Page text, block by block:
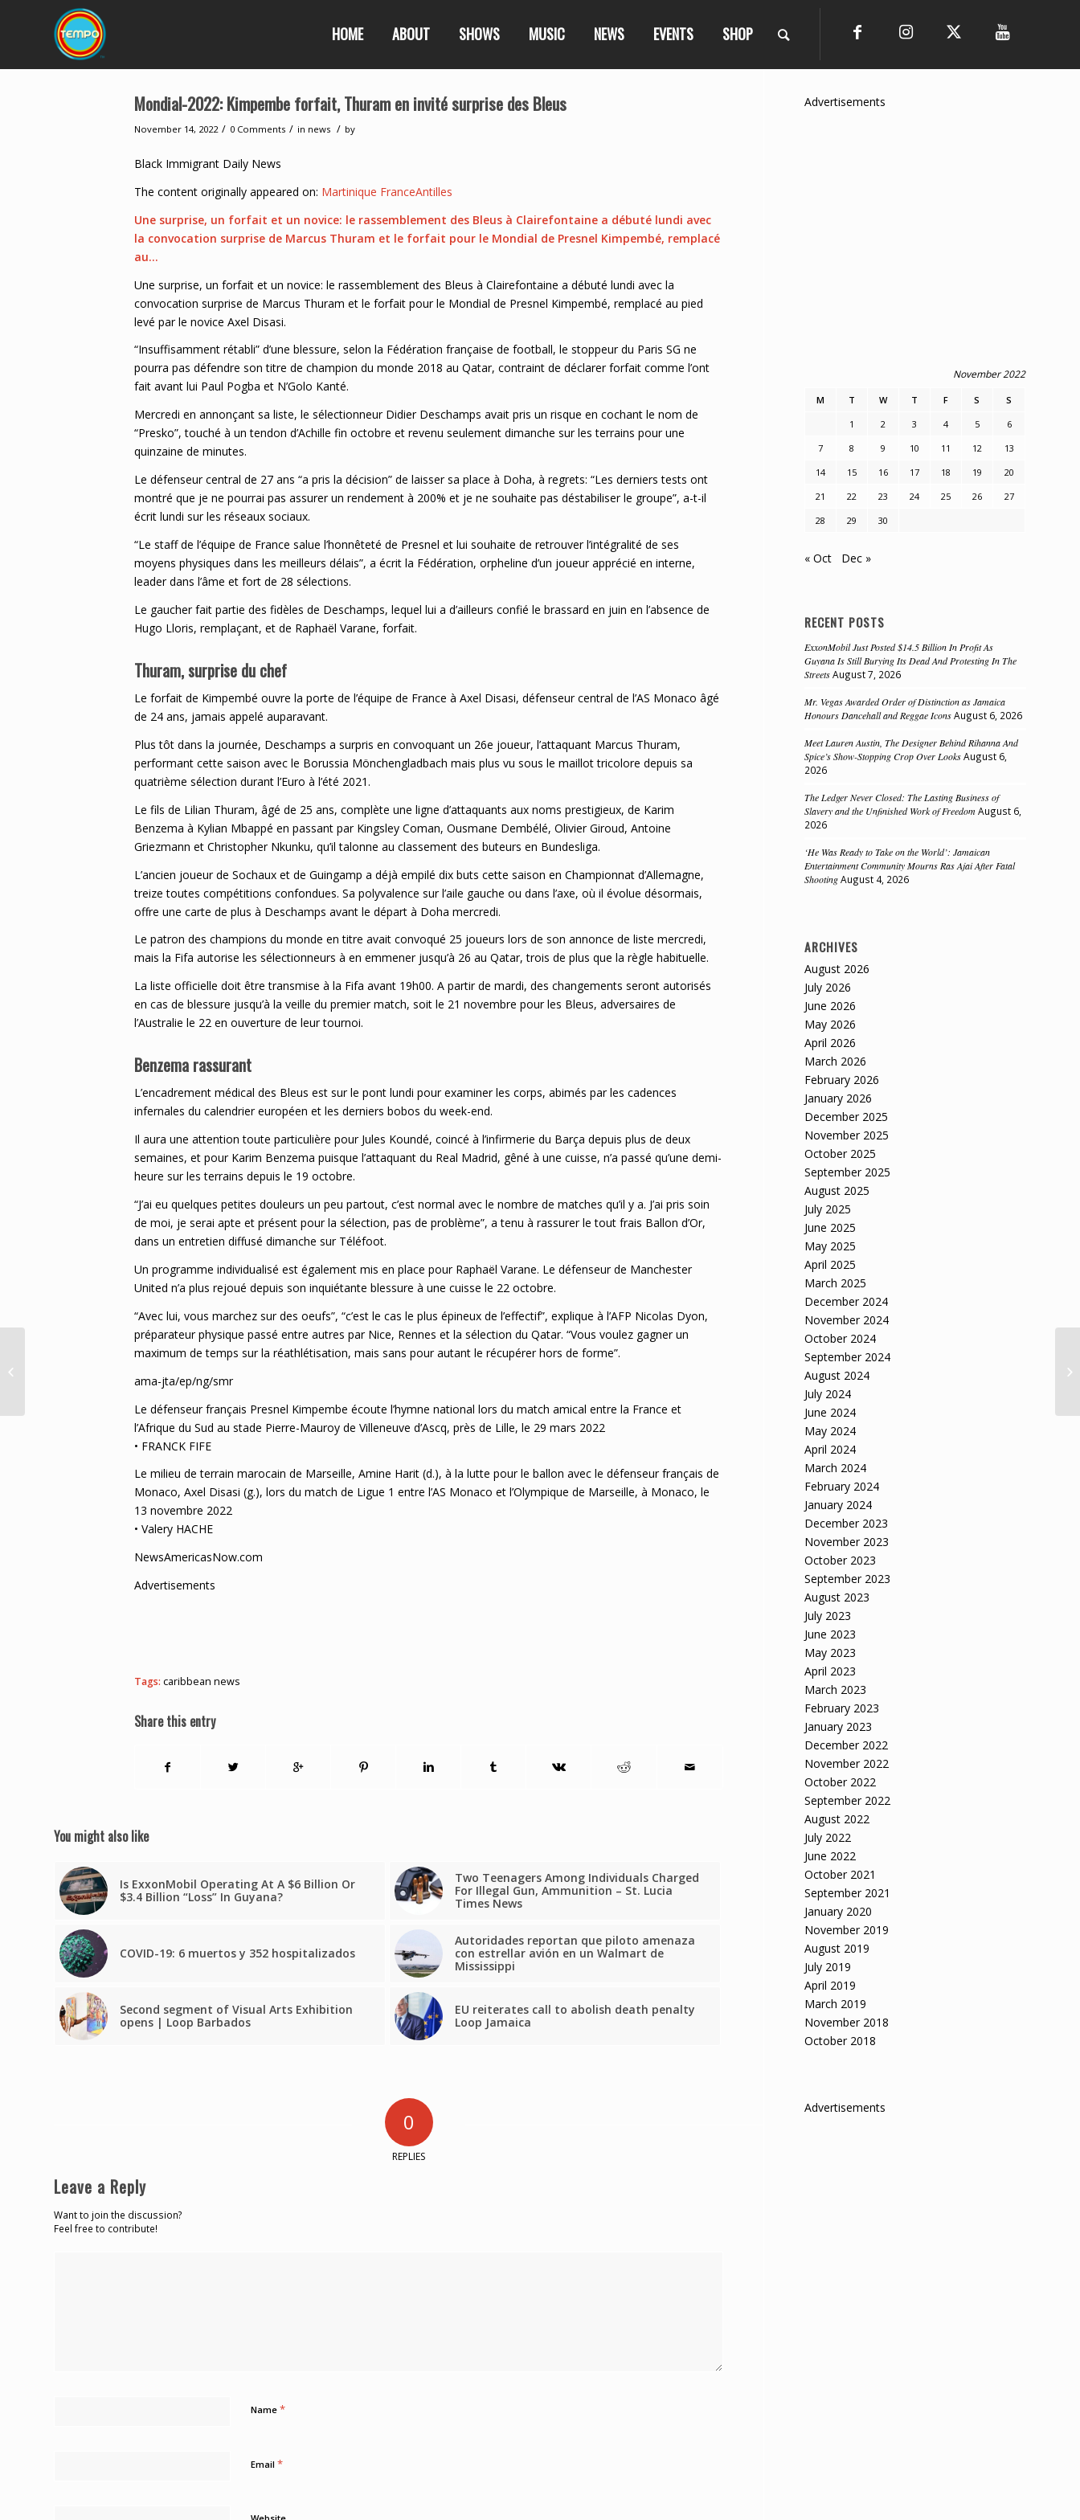
HOME ABOUT SHOWS MUSIC NEWS EVENTS SHOP
Mondial-2022: Kimpembe forfait, Thuram en invité surprise des Bleus
November 14, 2022 / 0 Comments / in news / by
Black Immigrant Daily News
The content originally appeared on: Martinique FranceAntilles
Une surprise, un forfait et un novice: le rassemblement des Bleus à Clairefontaine a débuté lundi avec
la convocation surprise de Marcus Thuram et le forfait pour le Mondial de Presnel Kimpembé, remplacé
au…
Une surprise, un forfait et un novice: le rassemblement des Bleus à Clairefontaine a débuté lundi avec la
convocation surprise de Marcus Thuram et le forfait pour le Mondial de Presnel Kimpembé, remplacé au pied
levé par le novice Axel Disasi.
“Insuffisamment rétabli” d’une blessure, selon la Fédération française de football, le stoppeur du Paris SG ne
pourra pas défendre son titre de champion du monde 2018 au Qatar, contraint de déclarer forfait comme l’ont
fait avant lui Paul Pogba et N’Golo Kanté.
Mercredi en annonçant sa liste, le sélectionneur Didier Deschamps avait pris un risque en cochant le nom de
“Presko”, touché à un tendon d’Achille fin octobre et revenu seulement dimanche sur les terrains pour une
quinzaine de minutes.
Le défenseur central de 27 ans “a pris la décision” de laisser sa place à Doha, à regrets: “Les derniers tests ont
montré que je ne pourrai pas assurer un rendement à 200% et je ne souhaite pas déstabiliser le groupe”, a-t-il
écrit lundi sur les réseaux sociaux.
“Le staff de l’équipe de France salue l’honnêteté de Presnel et lui souhaite de retrouver l’intégralité de ses
moyens physiques dans les meilleurs délais”, a écrit la Fédération, orpheline d’un joueur apprécié en interne,
leader dans l’âme et fort de 28 sélections.
Le gaucher fait partie des fidèles de Deschamps, lequel lui a d’ailleurs confié le brassard en juin en l’absence de
Hugo Lloris, remplaçant, et de Raphaël Varane, forfait.
Thuram, surprise du chef
Le forfait de Kimpembé ouvre la porte de l’équipe de France à Axel Disasi, défenseur central de l’AS Monaco âgé
de 24 ans, jamais appelé auparavant.
Plus tôt dans la journée, Deschamps a surpris en convoquant un 26e joueur, l’attaquant Marcus Thuram,
performant cette saison avec le Borussia Mönchengladbach mais plus vu sous le maillot tricolore depuis sa
quatrième sélection durant l’Euro à l’été 2021.
Le fils de Lilian Thuram, âgé de 25 ans, complète une ligne d’attaquants aux noms prestigieux, de Karim
Benzema à Kylian Mbappé en passant par Kingsley Coman, Ousmane Dembélé, Olivier Giroud, Antoine
Griezmann et Christopher Nkunku, qu’il talonne au classement des buteurs en Bundesliga.
L’ancien joueur de Sochaux et de Guingamp a déjà empilé dix buts cette saison en Championnat d’Allemagne,
treize toutes compétitions confondues. Sa polyvalence sur l’aile gauche ou dans l’axe, où il évolue désormais,
offre une carte de plus à Deschamps avant le départ à Doha mercredi.
Le patron des champions du monde en titre avait convoqué 25 joueurs lors de son annonce de liste mercredi,
mais la Fifa autorise les sélectionneurs à en emmener jusqu’à 26 au Qatar, trois de plus que la règle habituelle.
La liste officielle doit être transmise à la Fifa avant 19h00. A partir de mardi, des changements seront autorisés
en cas de blessure jusqu’à la veille du premier match, soit le 21 novembre pour les Bleus, adversaires de
l’Australie le 22 en ouverture de leur tournoi.
Benzema rassurant
L’encadrement médical des Bleus est sur le pont lundi pour examiner les corps, abimés par les cadences
infernales du calendrier européen et les derniers bobos du week-end.
Il aura une attention toute particulière pour Jules Koundé, coincé à l’infirmerie du Barça depuis plus de deux
semaines, et pour Karim Benzema puisque l’attaquant du Real Madrid, gêné à une cuisse, n’a passé qu’une demi-
heure sur les terrains depuis le 19 octobre.
“J’ai eu quelques petites douleurs un peu partout, c’est normal avec le nombre de matches qu’il y a. J’ai pris soin
de moi, je serai apte et présent pour la sélection, pas de problème”, a tenu à rassurer le tout frais Ballon d’Or,
dans un entretien diffusé dimanche sur Téléfoot.
Un programme individualisé est également mis en place pour Raphaël Varane. Le défenseur de Manchester
United n’a plus rejoué depuis son inquiétante blessure à une cuisse le 22 octobre.
“Avec lui, vous marchez sur des oeufs”, “c’est le cas le plus épineux de l’effectif”, explique à l’AFP Nicolas Dyon,
préparateur physique passé entre autres par Nice, Rennes et la sélection du Qatar. “Vous voulez gagner un
maximum de temps sur la réathlétisation, mais sans pour autant le récupérer hors de forme”.
ama-jta/ep/ng/smr
Le défenseur français Presnel Kimpembe écoute l’hymne national lors du match amical entre la France et
l’Afrique du Sud au stade Pierre-Mauroy de Villeneuve d’Ascq, près de Lille, le 29 mars 2022
• FRANCK FIFE
Le milieu de terrain marocain de Marseille, Amine Harit (d.), à la lutte pour le ballon avec le défenseur français de
Monaco, Axel Disasi (g.), lors du match de Ligue 1 entre l’AS Monaco et l’Olympique de Marseille, à Monaco, le
13 novembre 2022
• Valery HACHE
NewsAmericasNow.com
Advertisements
Tags: caribbean news
Share this entry
You might also like
Is ExxonMobil Operating At A $6 Billion Or
$3.4 Billion “Loss” In Guyana?
Two Teenagers Among Individuals Charged
For Illegal Gun, Ammunition – St. Lucia
Times News
COVID-19: 6 muertos y 352 hospitalizados
Autoridades reportan que piloto amenaza
con estrellar avión en un Walmart de
Mississippi
Second segment of Visual Arts Exhibition
opens | Loop Barbados
EU reiterates call to abolish death penalty
Loop Jamaica
0
REPLIES
Leave a Reply
Want to join the discussion?
Feel free to contribute!
Name *
Email *
Advertisements
November 2022
M T W T F S
S
1
2 3 4 5
6
7
8 9 10 11 12
13
14
15 16 17 18 19
20
21
22 23 24 25 26
27
28
29 30
« Oct Dec »
RECENT POSTS
ExxonMobil Just Posted $14.5 Billion In Profit As
Guyana Is Still Burying Its Dead And Protesting In The
Streets August 7, 2026
Mr. Vegas Awarded Order of Distinction as Jamaica
Honours Dancehall and Reggae Icons August 6, 2026
Meet Lauren Austin, The Designer Behind Rihanna And
Spice’s Show-Stopping Crop Over Looks August 6,
2026
The Ledger Never Closed: The Lasting Business of
Slavery and the Unfinished Work of Freedom August 6,
2026
‘He Was Ready to Take on the World’: Jamaican
Entertainment Community Mourns Ras Ajai After Fatal
Shooting August 4, 2026
ARCHIVES
August 2026
July 2026
June 2026
May 2026
April 2026
March 2026
February 2026
January 2026
December 2025
November 2025
October 2025
September 2025
August 2025
July 2025
June 2025
May 2025
April 2025
March 2025
December 2024
November 2024
October 2024
September 2024
August 2024
July 2024
June 2024
May 2024
April 2024
March 2024
February 2024
January 2024
December 2023
November 2023
October 2023
September 2023
August 2023
July 2023
June 2023
May 2023
April 2023
March 2023
February 2023
January 2023
December 2022
November 2022
October 2022
September 2022
August 2022
July 2022
June 2022
October 2021
September 2021
January 2020
November 2019
August 2019
July 2019
April 2019
March 2019
November 2018
October 2018
Advertisements